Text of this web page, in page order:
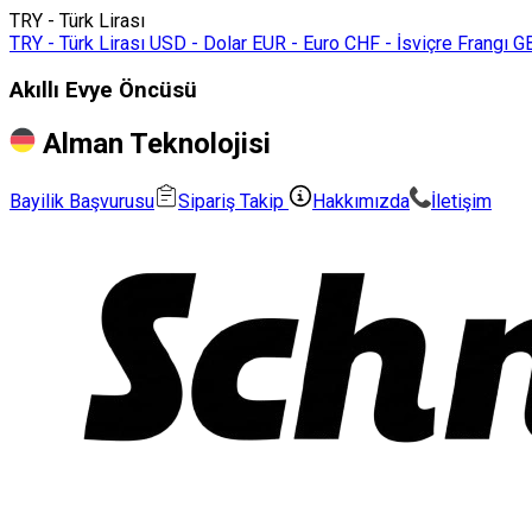
TRY - Türk Lirası
TRY - Türk Lirası USD - Dolar EUR - Euro CHF - İsviçre Frangı
Akıllı Evye Öncüsü
Alman Teknolojisi
Bayilik Başvurusu Sipariş Takip Hakkımızda İletişim